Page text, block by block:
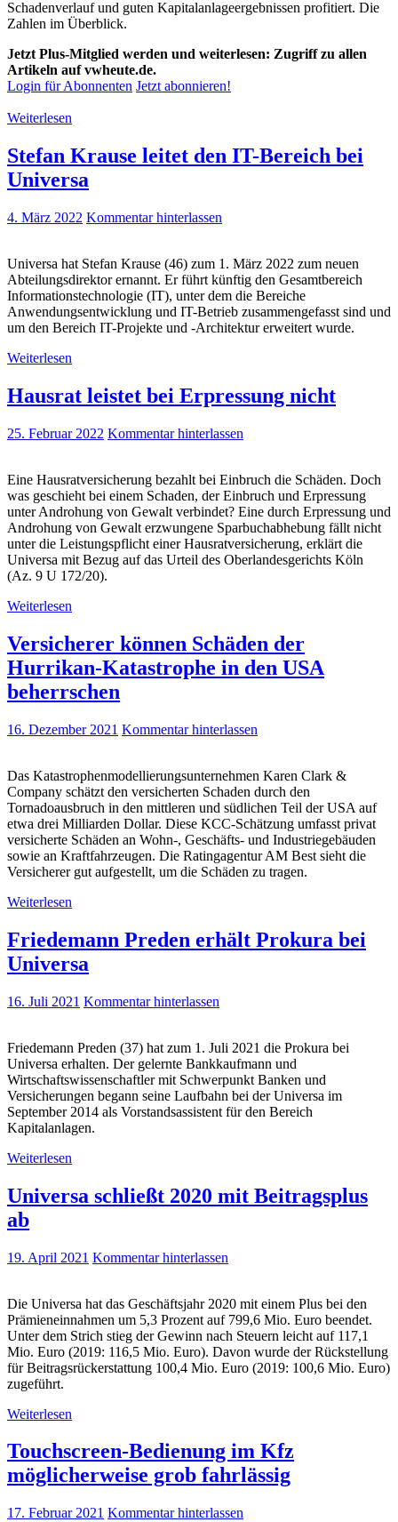
Schadenverlauf und guten Kapitalanlageergebnissen profitiert. Die
Zahlen im Überblick.
Jetzt Plus-Mitglied werden und weiterlesen: Zugriff zu allen
Artikeln auf vwheute.de.
Login für Abonnenten Jetzt abonnieren!
Weiterlesen
Stefan Krause leitet den IT-Bereich bei
Universa
4. März 2022 Kommentar hinterlassen
Universa hat Stefan Krause (46) zum 1. März 2022 zum neuen
Abteilungsdirektor ernannt. Er führt künftig den Gesamtbereich
Informationstechnologie (IT), unter dem die Bereiche
Anwendungsentwicklung und IT-Betrieb zusammengefasst sind und
um den Bereich IT-Projekte und -Architektur erweitert wurde.
Weiterlesen
Hausrat leistet bei Erpressung nicht
25. Februar 2022 Kommentar hinterlassen
Eine Hausratversicherung bezahlt bei Einbruch die Schäden. Doch
was geschieht bei einem Schaden, der Einbruch und Erpressung
unter Androhung von Gewalt verbindet? Eine durch Erpressung und
Androhung von Gewalt erzwungene Sparbuchabhebung fällt nicht
unter die Leistungspflicht einer Hausratversicherung, erklärt die
Universa mit Bezug auf das Urteil des Oberlandesgerichts Köln
(Az. 9 U 172/20).
Weiterlesen
Versicherer können Schäden der
Hurrikan-Katastrophe in den USA
beherrschen
16. Dezember 2021 Kommentar hinterlassen
Das Katastrophenmodellierungsunternehmen Karen Clark &
Company schätzt den versicherten Schaden durch den
Tornadoausbruch in den mittleren und südlichen Teil der USA auf
etwa drei Milliarden Dollar. Diese KCC-Schätzung umfasst privat
versicherte Schäden an Wohn-, Geschäfts- und Industriegebäuden
sowie an Kraftfahrzeugen. Die Ratingagentur AM Best sieht die
Versicherer gut aufgestellt, um die Schäden zu tragen.
Weiterlesen
Friedemann Preden erhält Prokura bei
Universa
16. Juli 2021 Kommentar hinterlassen
Friedemann Preden (37) hat zum 1. Juli 2021 die Prokura bei
Universa erhalten. Der gelernte Bankkaufmann und
Wirtschaftswissenschaftler mit Schwerpunkt Banken und
Versicherungen begann seine Laufbahn bei der Universa im
September 2014 als Vorstandsassistent für den Bereich
Kapitalanlagen.
Weiterlesen
Universa schließt 2020 mit Beitragsplus
ab
19. April 2021 Kommentar hinterlassen
Die Universa hat das Geschäftsjahr 2020 mit einem Plus bei den
Prämieneinnahmen um 5,3 Prozent auf 799,6 Mio. Euro beendet.
Unter dem Strich stieg der Gewinn nach Steuern leicht auf 117,1
Mio. Euro (2019: 116,5 Mio. Euro). Davon wurde der Rückstellung
für Beitragsrückerstattung 100,4 Mio. Euro (2019: 100,6 Mio. Euro)
zugeführt.
Weiterlesen
Touchscreen-Bedienung im Kfz
möglicherweise grob fahrlässig
17. Februar 2021 Kommentar hinterlassen